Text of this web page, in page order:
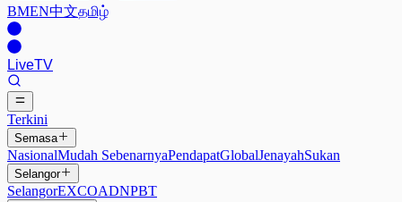
BMEN中文தமிழ்
LiveTV
Terkini
Semasa
NasionalMudah SebenarnyaPendapatGlobalJenayahSukan
Selangor
SelangorEXCOADNPBT